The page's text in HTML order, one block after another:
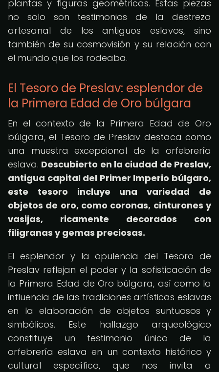
plantas y figuras geométricas. Estas piezas
no solo son testimonios de la destreza
artesanal de los antiguos eslavos, sino
también de su cosmovisión y su relación con
el mundo que los rodeaba.
El Tesoro de Preslav: esplendor de
la Primera Edad de Oro búlgara
En el contexto de la Primera Edad de Oro
búlgara, el Tesoro de Preslav destaca como
una muestra excepcional de la orfebrería
eslava. Descubierto en la ciudad de Preslav,
antigua capital del Primer Imperio búlgaro,
este tesoro incluye una variedad de
objetos de oro, como coronas, cinturones y
vasijas, ricamente decorados con
filigranas y gemas preciosas.
El esplendor y la opulencia del Tesoro de
Preslav reflejan el poder y la sofisticación de
la Primera Edad de Oro búlgara, así como la
influencia de las tradiciones artísticas eslavas
en la elaboración de objetos suntuosos y
simbólicos. Este hallazgo arqueológico
constituye un testimonio único de la
orfebrería eslava en un contexto histórico y
cultural específico, que nos invita a